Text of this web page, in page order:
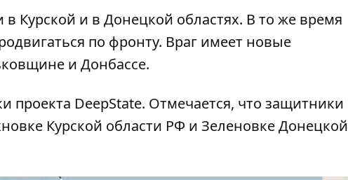
в Курской и в Донецкой областях. В то же время
по фронту. Враг имеет новые
и Донбассе.
проекта DeepState. Отмечается, что защитники
Курской области РФ и Зеленовке Донецкой